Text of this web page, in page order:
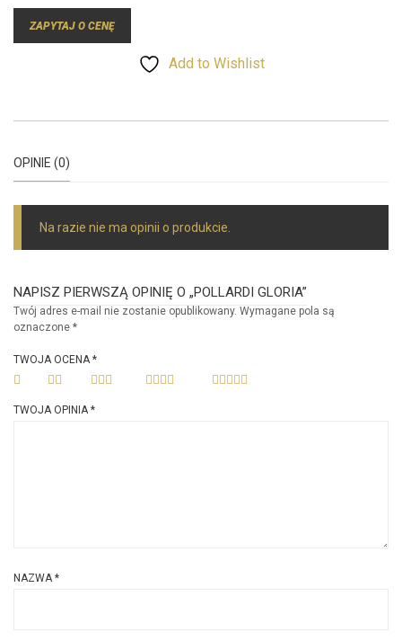
ZAPYTAJ O CENĘ
Add to Wishlist
OPINIE (0)
Na razie nie ma opinii o produkcie.
NAPISZ PIERWSZĄ OPINIĘ O „POLLARDI GLORIA”
Twój adres e-mail nie zostanie opublikowany. Wymagane pola są
oznaczone *
TWOJA OCENA *
TWOJA OPINIA *
NAZWA *